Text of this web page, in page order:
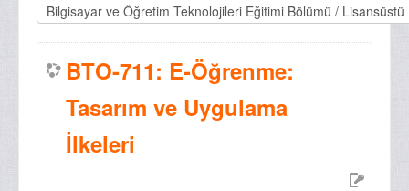
BTO-711: E-Öğrenme:
Tasarım ve Uygulama
İlkeleri